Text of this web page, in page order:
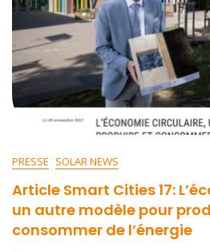
PRESSE SOLAR NEWS
Article Smart Cities 17:
un autre modèle pour
consommer de l’énergie